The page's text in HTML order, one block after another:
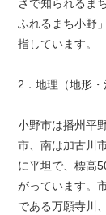
さで知られるま
ふれるまち小野
指しています。
2．地理（地形・
小野市は播州平
市、南は加古川
に平坦で、標高
がっています。
である万願寺川